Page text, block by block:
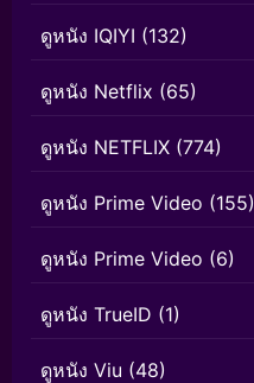
ดูหนัง IQIYI (132)
ดูหนัง Netflix (65)
ดูหนัง NETFLIX (774)
ดูหนัง Prime Video (155)
ดูหนัง Prime Video (6)
ดูหนัง TrueID (1)
ดูหนัง Viu (48)